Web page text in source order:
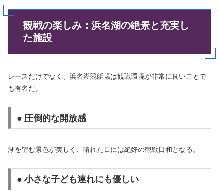
観戦の楽しみ：浜名湖の絶景と充実し
た施設
レースだけでなく、浜名湖競艇場は観戦環境が非常に良いことで
も有名だ。
● 圧倒的な開放感
湖を望む景色が美しく、晴れた日には絶好の観戦日和となる。
● 小さな子ども連れにも優しい